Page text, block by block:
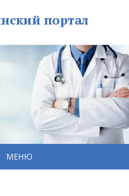
портал
МЕНЮ